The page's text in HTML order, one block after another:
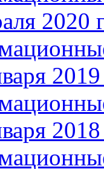
2020
2019
2018